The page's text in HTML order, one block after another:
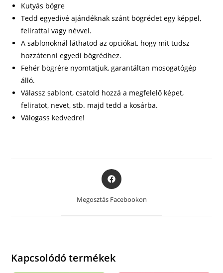
Kutyás bögre
Tedd egyedivé ajándéknak szánt bögrédet egy képpel,
felirattal vagy névvel.
A sablonoknál láthatod az opciókat, hogy mit tudsz
hozzátenni egyedi bögrédhez.
Fehér bögrére nyomtatjuk, garantáltan mosogatógép
álló.
Válassz sablont, csatold hozzá a megfelelő képet,
feliratot, nevet, stb. majd tedd a kosárba.
Válogass kedvedre!
Opens
in
a
new
Megosztás Facebookon
Kapcsolódó termékek